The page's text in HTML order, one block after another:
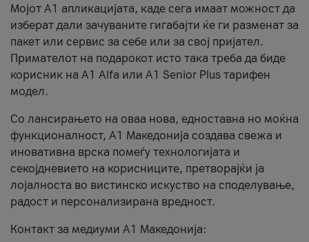
Мојот А1 апликацијата, каде сега имаат можност да
изберат дали зачуваните гигабајти ќе ги разменат за
пакет или сервис за себе или за свој пријател.
Примателот на подарокот исто така треба да биде
корисник на А1 Alfa или A1 Senior Plus тарифен
модел.
Со лансирањето на оваа нова, едноставна но моќна
функционалност, А1 Македонија создава свежа и
иновативна врска помеѓу технологијата и
секојдневието на корисниците, претворајќи ја
лојалноста во вистинско искуство на споделување,
радост и персонализирана вредност.
Контакт за медиуми А1 Македонија: